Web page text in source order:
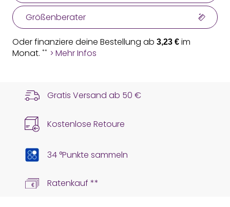
Größenberater
Oder finanziere deine Bestellung ab 3,23 € im
Monat. ** Mehr Infos
Gratis Versand ab 50 €
Kostenlose Retoure
34 °Punkte sammeln
Ratenkauf **